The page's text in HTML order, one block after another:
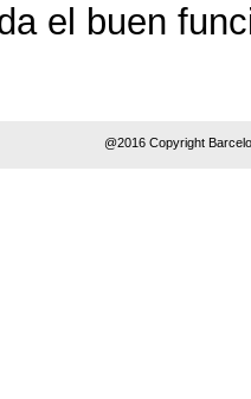
el buen
@2016 Copyright